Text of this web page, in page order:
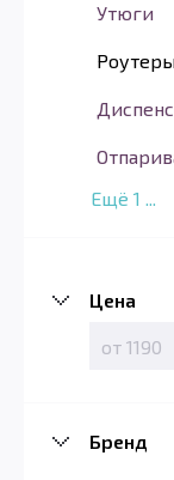
Утюги
Ещё 1 ...
Цена
Бренд